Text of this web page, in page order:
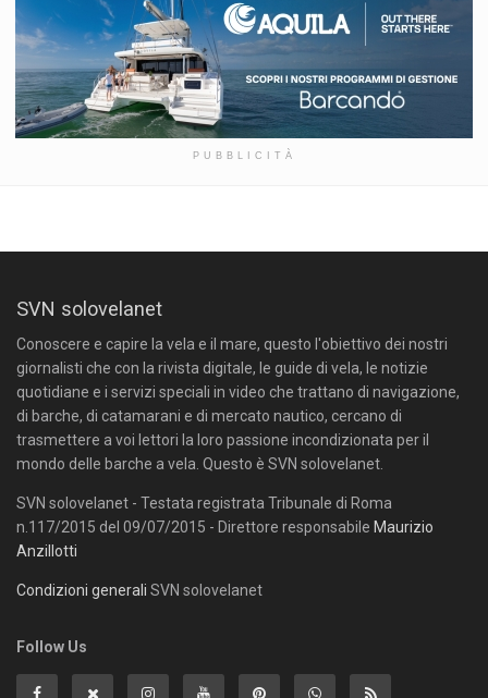
PUBBLICITÀ
SVN solovelanet
Conoscere e capire la vela e il mare, questo l'obiettivo dei nostri
giornalisti che con la rivista digitale, le guide di vela, le notizie
quotidiane e i servizi speciali in video che trattano di navigazione,
di barche, di catamarani e di mercato nautico, cercano di
trasmettere a voi lettori la loro passione incondizionata per il
mondo delle barche a vela. Questo è SVN solovelanet.
SVN solovelanet - Testata registrata Tribunale di Roma
n.117/2015 del 09/07/2015 - Direttore responsabile Maurizio
Anzillotti
Condizioni generali SVN solovelanet
Follow Us